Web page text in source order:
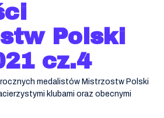
Polski
cz.4
medalistów Mistrzostw Polski
klubami oraz obecnymi